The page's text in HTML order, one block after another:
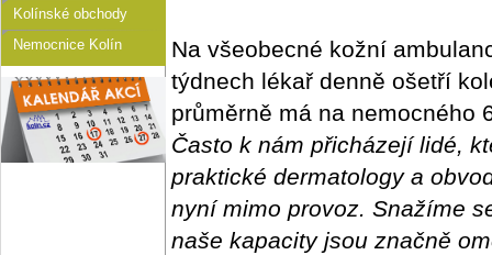
Kolínské obchody
Nemocnice Kolín
Na všeobecné kožní
týdnech lékař denně ošetří
průměrně má na nemocného
Často k nám přicházejí lidé,
praktické dermatology a
nyní mimo provoz. Snažíme
naše kapacity jsou značně